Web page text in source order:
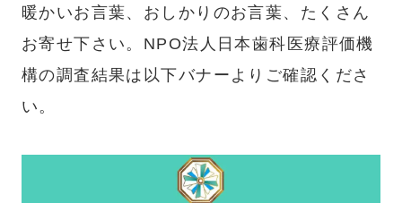
暖かいお言葉、おしかりのお言葉、たくさん
お寄せ下さい。NPO法人日本歯科医療評価機
構の調査結果は以下バナーよりご確認くださ
い。